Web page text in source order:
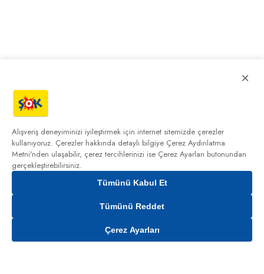
Gelince Haber Ver
×
Alışveriş deneyiminizi iyileştirmek için internet sitemizde çerezler
kullanıyoruz. Çerezler hakkında detaylı bilgiye Çerez Aydınlatma
Metni'nden ulaşabilir, çerez tercihlerinizi ise Çerez Ayarları butonundan
gerçekleştirebilirsiniz.
Tümünü Kabul Et
Tümünü Reddet
Çerez Ayarları